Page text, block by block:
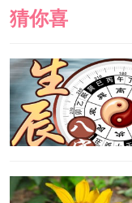
毒侵袭，需
如果梦
脱身。
猜你喜
欢